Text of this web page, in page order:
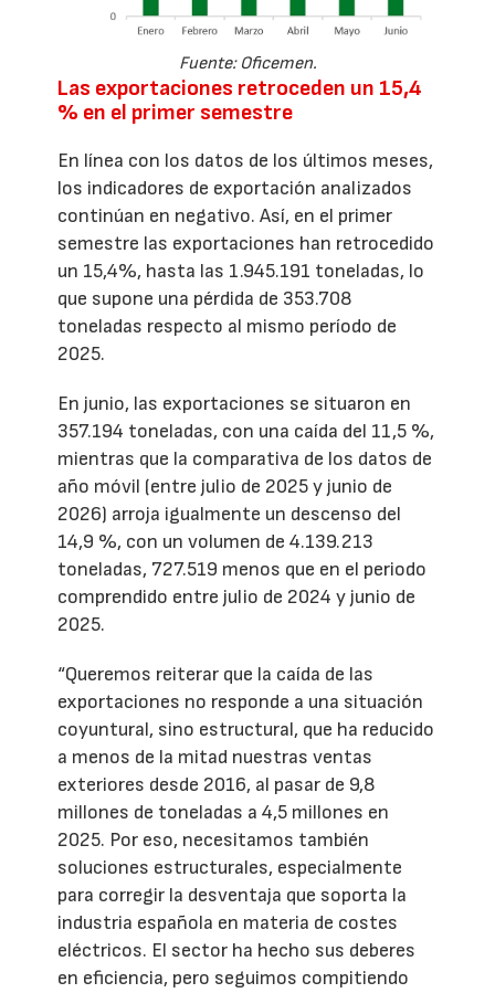
Fuente: Oficemen.
Las exportaciones retroceden un 15,4
% en el primer semestre
En línea con los datos de los últimos meses,
los indicadores de exportación analizados
continúan en negativo. Así, en el primer
semestre las exportaciones han retrocedido
un 15,4%, hasta las 1.945.191 toneladas, lo
que supone una pérdida de 353.708
toneladas respecto al mismo período de
2025.
En junio, las exportaciones se situaron en
357.194 toneladas, con una caída del 11,5 %,
mientras que la comparativa de los datos de
año móvil (entre julio de 2025 y junio de
2026) arroja igualmente un descenso del
14,9 %, con un volumen de 4.139.213
toneladas, 727.519 menos que en el periodo
comprendido entre julio de 2024 y junio de
2025.
“Queremos reiterar que la caída de las
exportaciones no responde a una situación
coyuntural, sino estructural, que ha reducido
a menos de la mitad nuestras ventas
exteriores desde 2016, al pasar de 9,8
millones de toneladas a 4,5 millones en
2025. Por eso, necesitamos también
soluciones estructurales, especialmente
para corregir la desventaja que soporta la
industria española en materia de costes
eléctricos. El sector ha hecho sus deberes
en eficiencia, pero seguimos compitiendo